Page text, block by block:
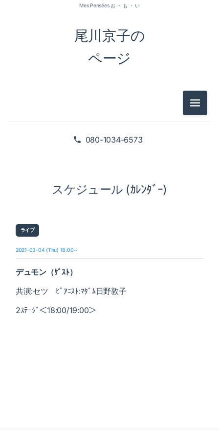
080-1034-6573
尾川京子の
ページ
Mes Pensées お ・ も ・ い
メニュ
スケジュール (ｶﾚﾝﾀﾞｰ)
ライブ
2021-03-04 (Thu) 18:00～
デュモン（ｹﾞｽﾄ）
共演:セツ ﾋﾟｱﾆｽﾄ:ﾏﾀﾞﾑ日野敦子
2ｽﾃｰｼﾞ＜18:00/19:00＞